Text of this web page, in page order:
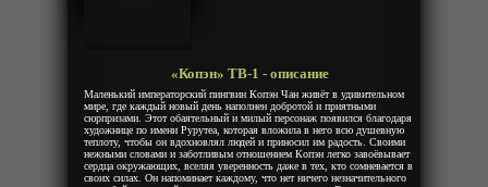
«Копэн» ТВ-1 - описание
Маленький императорский пингвин Копэн Чан живёт в удивительном
мире, где каждый новый день наполнен добротой и приятными
сюрпризами. Этот обаятельный и милый персонаж появился благодаря
художнице по имени Рурутеа, которая вложила в него всю душевную
теплоту, чтобы он вдохновлял людей и приносил им радость. Своими
нежными словами и заботливым отношением Копэн легко завоёвывает
сердца окружающих, вселяя уверенность даже в тех, кто сомневается в
своих силах. Он напоминает каждому, что нет ничего незначительного